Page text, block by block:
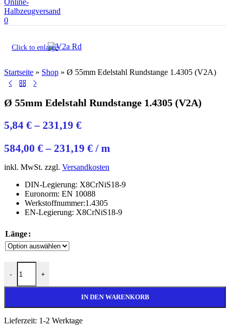
0
Click to enlarge
Startseite » Shop » Ø 55mm Edelstahl Rundstange 1.4305 (V2A)
Ø 55mm Edelstahl Rundstange 1.4305 (V2A)
5,84 €– 231,19 €
584,00 €– 231,19 € / m
inkl. MwSt. zzgl. Versandkosten
DIN-Legierung: X8CrNiS18-9
Euronorm: EN 10088
Werkstoffnummer:1.4305
EN-Legierung: X8CrNiS18-9
Länge
-
Ø 55mm Edelstahl Rundstange 1.4305 (V2A) Menge
+
IN DEN WARENKORB
Lieferzeit: 1-2 Werktage